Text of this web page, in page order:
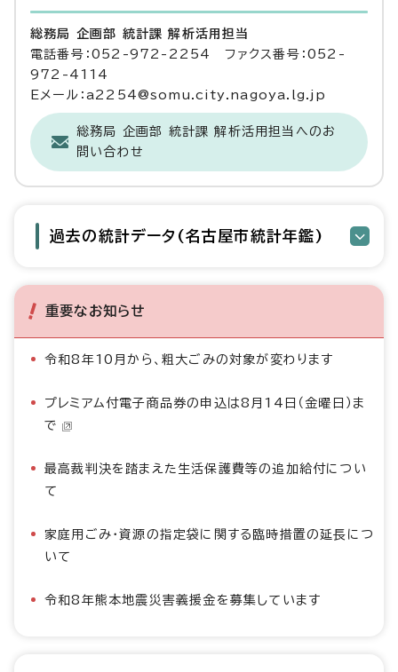
総務局 企画部 統計課 解析活用担当
電話番号：052-972-2254 ファクス番号：052-
972-4114
Eメール：a2254@somu.city.nagoya.lg.jp
総務局 企画部 統計課 解析活用担当へのお
問い合わせ
過去の統計データ(名古屋市統計年鑑)
重要なお知らせ
令和8年10月から、粗大ごみの対象が変わります
プレミアム付電子商品券の申込は8月14日（金曜日）ま
で
最高裁判決を踏まえた生活保護費等の追加給付につい
て
家庭用ごみ・資源の指定袋に関する臨時措置の延長につ
いて
令和8年熊本地震災害義援金を募集しています